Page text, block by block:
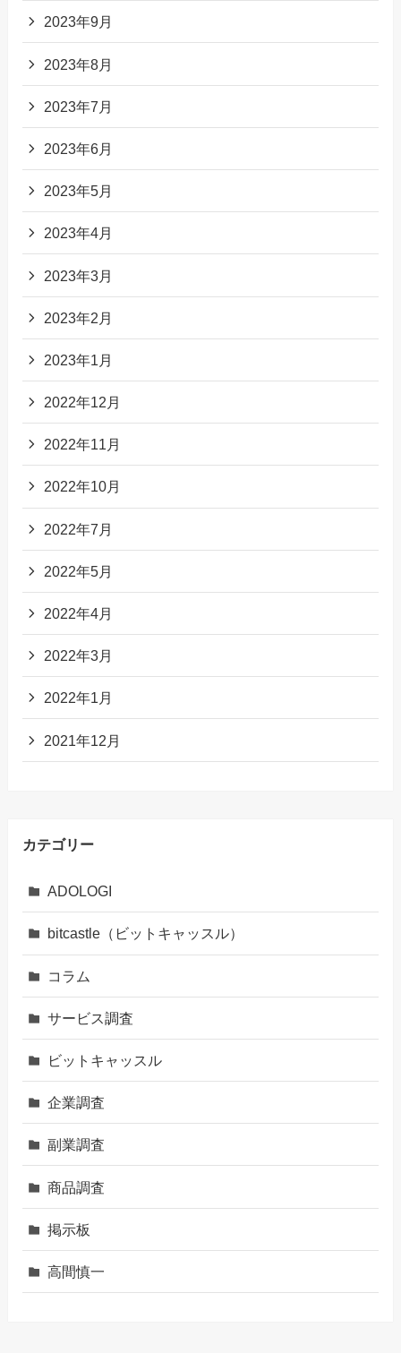
2023年9月
2023年8月
2023年7月
2023年6月
2023年5月
2023年4月
2023年3月
2023年2月
2023年1月
2022年12月
2022年11月
2022年10月
2022年7月
2022年5月
2022年4月
2022年3月
2022年1月
2021年12月
カテゴリー
ADOLOGI
bitcastle（ビットキャッスル）
コラム
サービス調査
ビットキャッスル
企業調査
副業調査
商品調査
掲示板
高間慎一